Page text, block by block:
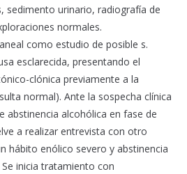
sedimento urinario, radiografía de
normales.
como estudio de posible s.
esclarecida, presentando el
clónica previamente a la
normal). Ante la sospecha clínica
abstinencia alcohólica en fase de
a realizar entrevista con otro
hábito enólico severo y abstinencia
inicia tratamiento con